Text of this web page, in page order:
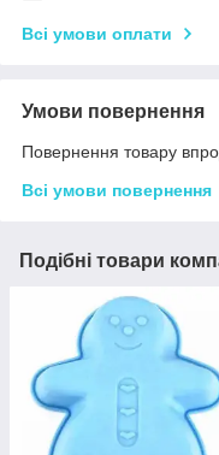
Всі умови оплати
Умови повернення
Повернення товару
Всі умови повернення
Подібні товари